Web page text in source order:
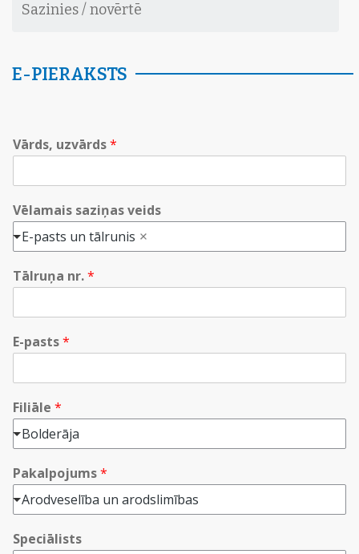
Sazinies / novērtē
E-PIERAKSTS
Vārds, uzvārds*
Vēlamais saziņas veids
E-pasts un tālrunis
Tālruņa nr.*
E-pasts*
Filiāle *
Bolderāja
Pakalpojums*
Arodveselība un arodslimības
Speciālists